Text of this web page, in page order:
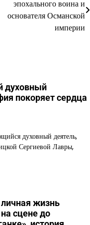
эпохального воина и
основателя Османской
империи
духовный
покоряет сердца
духовный деятель,
Сергиевой Лавры,
жизнь
сцене до